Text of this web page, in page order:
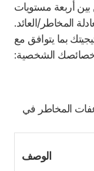
أربعة مستويات
المخاطر/العائد.
بما يتوافق مع
الشخصية:
المخاطر في
الوصف